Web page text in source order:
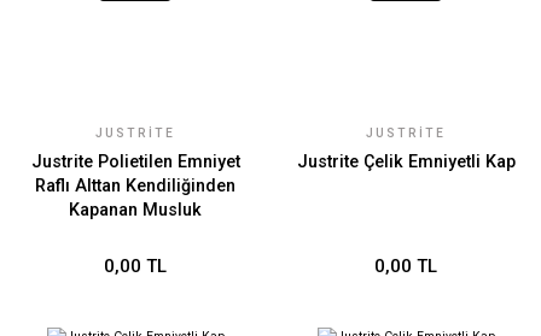
JUSTRITE
Justrite Polietilen Emniyet
Raflı Alttan Kendiliğinden
Kapanan Musluk
0,00 TL
JUSTRITE
Justrite Çelik Emniyetli Kap
0,00 TL